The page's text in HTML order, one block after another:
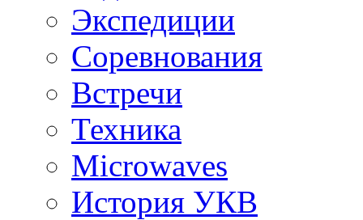
Экспедиции
Соревнования
Встречи
Техника
Microwaves
История УКВ